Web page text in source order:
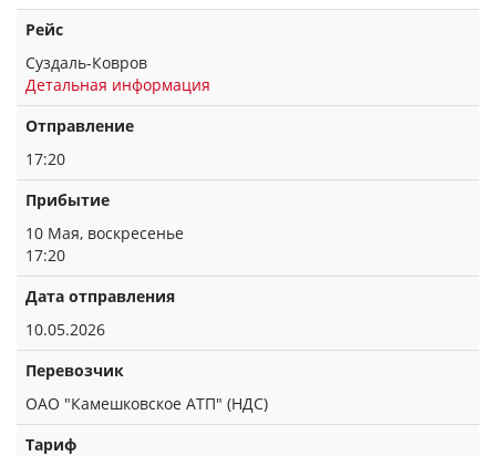
Рейс
Суздаль-Ковров
Детальная информация
Отправление
17:20
Прибытие
10 Мая, воскресенье
17:20
Дата отправления
10.05.2026
Перевозчик
ОАО "Камешковское АТП" (НДС)
Тариф